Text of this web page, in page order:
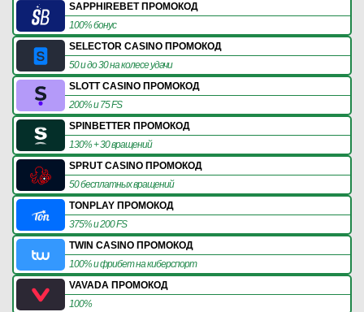
SAPPHIREBET ПРОМОКОД
100% бонус
SELECTOR CASINO ПРОМОКОД
50 и до 30 на колесе удачи
SLOTT CASINO ПРОМОКОД
200% и 75 FS
SPINBETTER ПРОМОКОД
130% + 30 вращений
SPRUT CASINO ПРОМОКОД
50 бесплатных вращений
TONPLAY ПРОМОКОД
375% и 200 FS
TWIN CASINO ПРОМОКОД
100% и фрибет на киберспорт
VAVADA ПРОМОКОД
100%